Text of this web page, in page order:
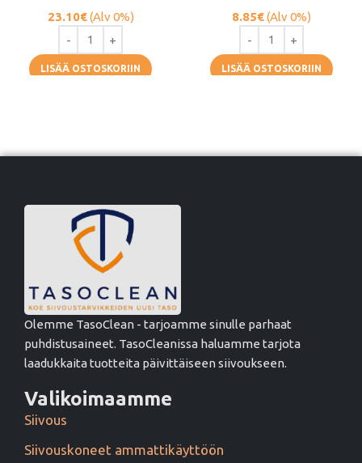
23.10€(Alv 0%)
LISÄÄ OSTOSKORIIN
8.85€(Alv 0%)
LISÄÄ OSTOSKORIIN
Olemme TasoClean - tarjoamme sinulle parhaat
puhdistusaineet. TasoCleanissa haluamme tarjota
laadukkaita tuotteita päivittäiseen siivoukseen.
Valikoimaamme
Siivous
Siivouskoneet ammattikäyttöön